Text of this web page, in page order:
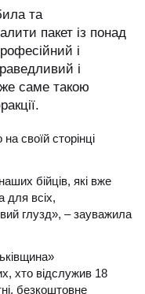
та
пакет із понад
і
і
саме такою
своїй сторінці
бійців, які вже
для всіх,
глузд», – зауважила
хто відслужив 18
безкоштовне